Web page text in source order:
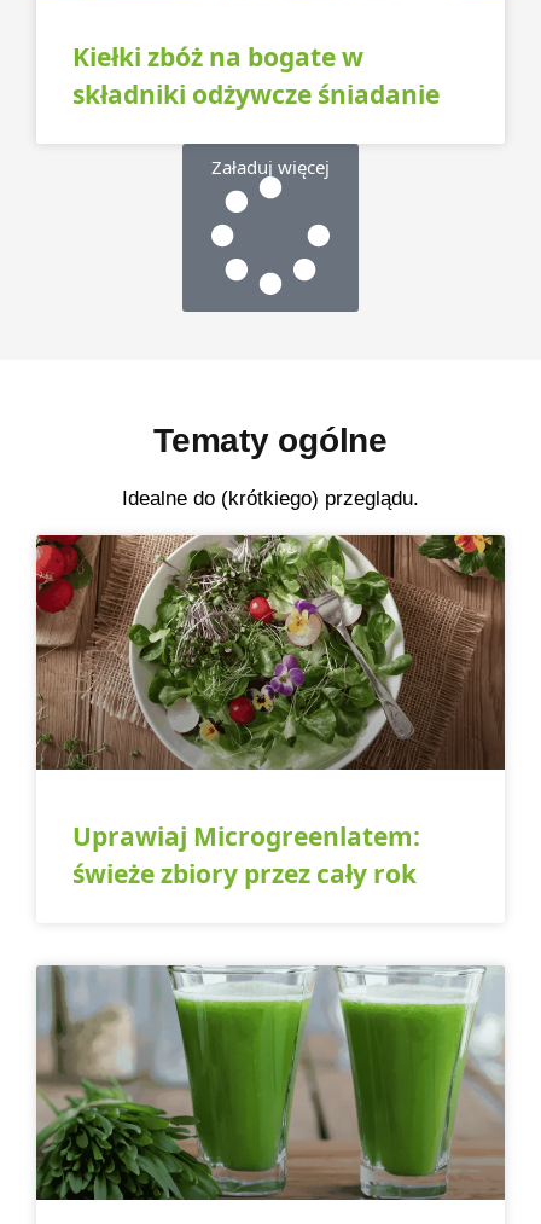
Kiełki zbóż na bogate w
składniki odżywcze śniadanie
Załaduj więcej
Tematy ogólne
Idealne do (krótkiego) przeglądu.
Uprawiaj Microgreenlatem:
świeże zbiory przez cały rok